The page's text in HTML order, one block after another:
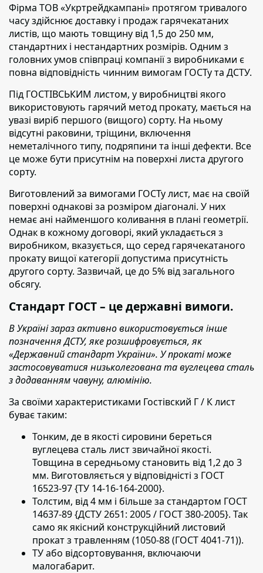
Фірма ТОВ «Укртрейдкампані» протягом тривалого
часу здійснює доставку і продаж гарячекатаних
листів, що мають товщину від 1,5 до 250 мм,
стандартних і нестандартних розмірів. Одним з
головних умов співпраці компанії з виробниками є
повна відповідність чинним вимогам ГОСТу та ДСТУ.
Під ГОСТІВСЬКИМ листом, у виробництві якого
використовують гарячий метод прокату, мається на
увазі виріб першого (вищого) сорту. На ньому
відсутні раковини, тріщини, включення
неметалічного типу, подряпини та інші дефекти. Все
це може бути присутнім на поверхні листа другого
сорту.
Виготовлений за вимогами ГОСТу лист, має на своїй
поверхні однакові за розміром діагоналі. У них
немає ані найменшого коливання в плані геометрії.
Однак в кожному договорі, який укладається з
виробником, вказується, що серед гарячекатаного
прокату вищої категорії допустима присутність
другого сорту. Зазвичай, це до 5% від загального
обсягу.
Стандарт ГОСТ – це державні вимоги.
В Україні зараз активно використовується інше
позначення ДСТУ, яке розшифровується, як
«Державний стандарт України». У прокаті може
застосовуватися низьколегована та вуглецева сталь
з додаванням чавуну, алюмінію.
За своїми характеристиками Гостівский Г / К лист
буває таким:
Тонким, де в якості сировини береться
вуглецева сталь лист звичайної якості.
Товщина в середньому становить від 1,2 до 3
мм. Виготовляється у відповідністі з ГОСТ
16523-97 {ТУ 14-16-164-2000}.
Толстим, від 4 мм і більше за стандартом ГОСТ
14637-89 {ДСТУ 2651: 2005 / ГОСТ 380-2005}. Так
само як якісний конструкційний листовий
прокат з травленням (1050-88 (ГОСТ 4041-71)).
ТУ або відсортовування, включаючи
малогабарит.